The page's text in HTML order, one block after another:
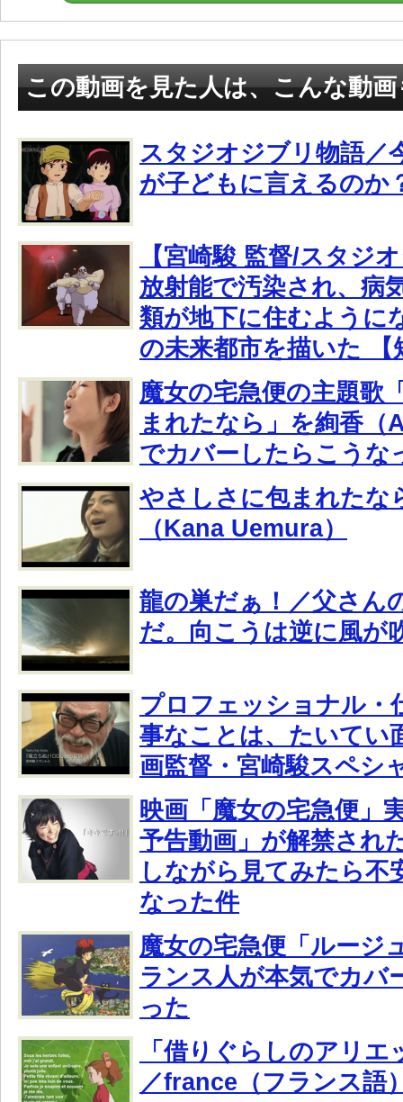
この動画を見た人は、こんな動
スタジオジブリ物語／
が子どもに言えるのか
【宮崎駿 監督/スタジ
放射能で汚染され、病
類が地下に住むように
の未来都市を描いた 【
魔女の宅急便の主題歌
まれたなら」を絢香（
でカバーしたらこうな
やさしさに包まれたな
（Kana Uemura）
龍の巣だぁ！／父さん
だ。向こうは逆に風が
プロフェッショナル・
事なことは、たいてい
画監督・宮崎駿スペシ
映画「魔女の宅急便」
予告動画」が解禁され
しながら見てみたら不
なった件
魔女の宅急便「ルージ
ランス人が本気でカバ
った
「借りぐらしのアリエ
／france（フランス語